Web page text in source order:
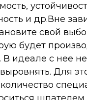
и др.Вне
свой
будет
В идеале с нее
Для